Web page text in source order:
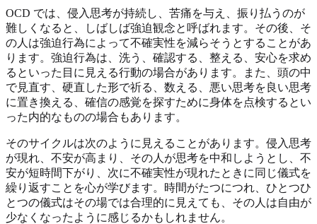
OCD では、侵入思考が持続し、苦痛を与え、振り払うのが
難しくなると、しばしば強迫観念と呼ばれます。その後、そ
の人は強迫行為によって不確実性を減らそうとすることがあ
ります。強迫行為は、洗う、確認する、整える、安心を求め
るといった目に見える行動の場合があります。また、頭の中
で見直す、硬直した形で祈る、数える、悪い思考を良い思考
に置き換える、確信の感覚を探すために身体を点検するとい
った内的なものの場合もあります。
そのサイクルは次のように見えることがあります。侵入思考
が現れ、不安が高まり、その人が思考を中和しようとし、不
安が短時間下がり、次に不確実性が現れたときに同じ儀式を
繰り返すことを心が学びます。時間がたつにつれ、ひとつひ
とつの儀式はその場では合理的に見えても、その人は自由が
少なくなったように感じるかもしれません。